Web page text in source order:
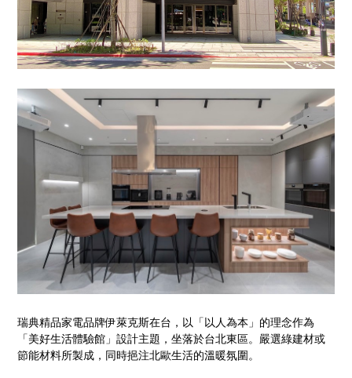
瑞典精品家電品牌伊萊克斯在台，以「以人為本」的理念作為
「美好生活體驗館」設計主題，坐落於台北東區。嚴選綠建材或
節能材料所製成，同時挹注北歐生活的溫暖氛圍。